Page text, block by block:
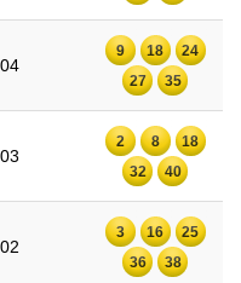
9 18
24
27
35
2 8
18
32
40
3 16
25
36
38